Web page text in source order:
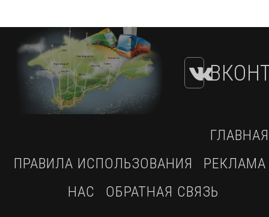
ГЛАВНАЯ
ПРАВИЛА ИСПОЛЬЗОВАНИЯ
РЕКЛАМА
НАС
ОБРАТНАЯ СВЯЗЬ